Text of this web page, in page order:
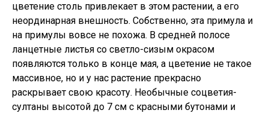
цветение столь привлекает в этом растении, а его
неординарная внешность. Собственно, эта примула и
на примулы вовсе не похожа. В средней полосе
ланцетные листья со светло-сизым окрасом
появляются только в конце мая, а цветение не такое
массивное, но и у нас растение прекрасно
раскрывает свою красоту. Необычные соцветия-
султаны высотой до 7 см с красными бутонами и